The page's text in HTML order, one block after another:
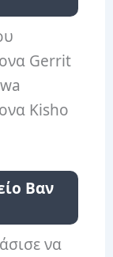
Gerrit
Kisho
Βαν
να